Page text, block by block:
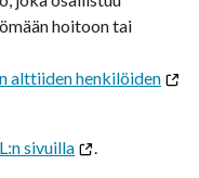
hoitoon tai
alttiiden henkilöiden
sivuilla .